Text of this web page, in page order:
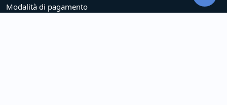
Modalità di pagamento